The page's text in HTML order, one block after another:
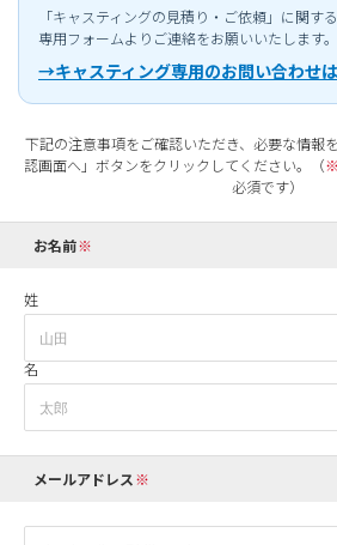
「キャスティングの見積り・ご依頼」に関す
専用フォームよりご連絡をお願いいたします。
→キャスティング専用のお問い合わせ
下記の注意事項をご確認いただき、必要な情報
認画面へ」ボタンをクリックしてください。（※
必須です）
お名前
姓
名
メールアドレス